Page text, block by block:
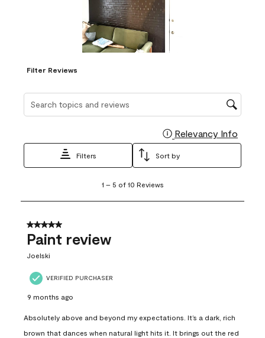
Filter Reviews
Relevancy Info
Filters Sort by
5
10
Reviews
1 – 5 of 10 Reviews
5 out of 5 stars.
Paint review
Joelski
VERIFIED PURCHASER
9 months ago
Absolutely above and beyond my expectations. It’s a dark, rich
brown that dances when natural light hits it. It brings out the red